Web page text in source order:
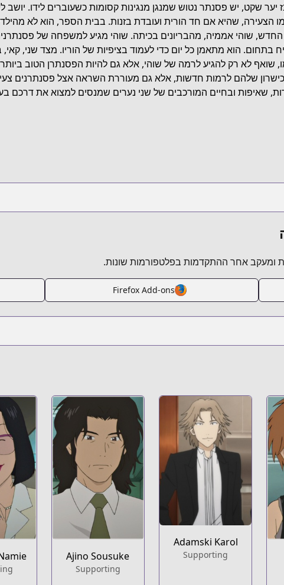
https://
https://
https://comic-
יער שקט, יש פסנתר נטוש שמנגן מנגינות קסומות כשעוברים לידו. יושב
הצעירה, שהיא אם חד הורית ועובדת בזנות. בבית הספר, הוא לא
שוהי אממיה, מהבריונים בכיתה. שוהי מגיע למשפחה של
בתחום. הוא מתאמן כל יום כדי לעמוד בציפיות של הוריו. מצד שני,
שואף לא רק להגיע לרמה של שוהי, אלא גם להיות הפסנתרן הטוב
שלהם לרמות חדשות, אלא גם מעוררת השראה אצל פסנתרנים
שאיפות ובחיים המורכבים של שני נערים שמנסים למצוא את דרכם
אחר ההתקדמות בפלטפורמות שונות.
Firefox Add-ons
Adamski Karol
Supporting
Ajino Sousuke
Supporting